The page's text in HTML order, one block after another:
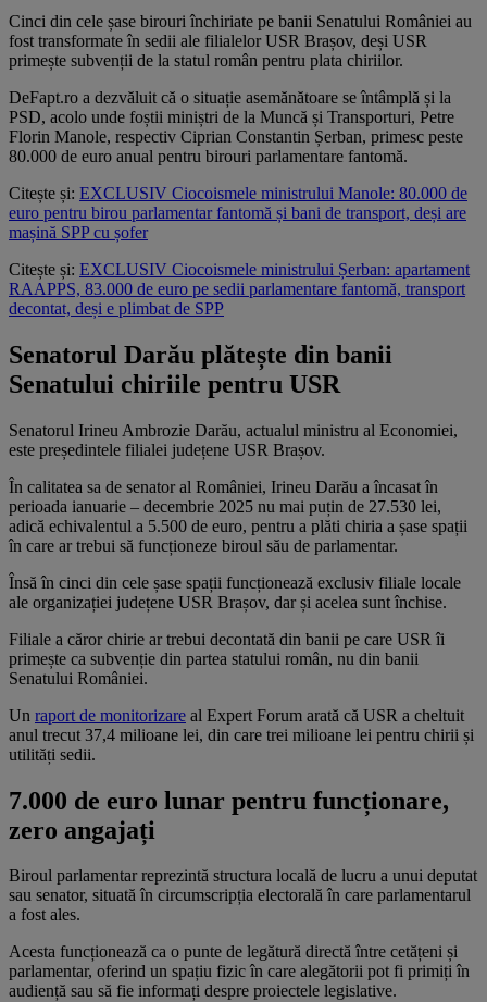
Cinci din cele șase birouri închiriate pe banii Senatului României au
fost transformate în sedii ale filialelor USR Brașov, deși USR
primește subvenții de la statul român pentru plata chiriilor.
DeFapt.ro a dezvăluit că o situație asemănătoare se întâmplă și la
PSD, acolo unde foștii miniștri de la Muncă și Transporturi, Petre
Florin Manole, respectiv Ciprian Constantin Șerban, primesc peste
80.000 de euro anual pentru birouri parlamentare fantomă.
Citește și: EXCLUSIV Ciocoismele ministrului Manole: 80.000 de
euro pentru birou parlamentar fantomă și bani de transport, deși are
mașină SPP cu șofer
Citește și: EXCLUSIV Ciocoismele ministrului Șerban: apartament
RAAPPS, 83.000 de euro pe sedii parlamentare fantomă, transport
decontat, deși e plimbat de SPP
Senatorul Darău plătește din banii
Senatului chiriile pentru USR
Senatorul Irineu Ambrozie Darău, actualul ministru al Economiei,
este președintele filialei județene USR Brașov.
În calitatea sa de senator al României, Irineu Darău a încasat în
perioada ianuarie – decembrie 2025 nu mai puțin de 27.530 lei,
adică echivalentul a 5.500 de euro, pentru a plăti chiria a șase spații
în care ar trebui să funcționeze biroul său de parlamentar.
Însă în cinci din cele șase spații funcționează exclusiv filiale locale
ale organizației județene USR Brașov, dar și acelea sunt închise.
Filiale a căror chirie ar trebui decontată din banii pe care USR îi
primește ca subvenție din partea statului român, nu din banii
Senatului României.
Un raport de monitorizare al Expert Forum arată că USR a cheltuit
anul trecut 37,4 milioane lei, din care trei milioane lei pentru chirii și
utilități sedii.
7.000 de euro lunar pentru funcționare,
zero angajați
Biroul parlamentar reprezintă structura locală de lucru a unui deputat
sau senator, situată în circumscripția electorală în care parlamentarul
a fost ales.
Acesta funcționează ca o punte de legătură directă între cetățeni și
parlamentar, oferind un spațiu fizic în care alegătorii pot fi primiți în
audiență sau să fie informați despre proiectele legislative.